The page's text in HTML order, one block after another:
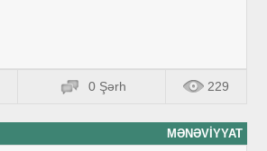
0 Şərh 229
MƏNƏVIYYAT